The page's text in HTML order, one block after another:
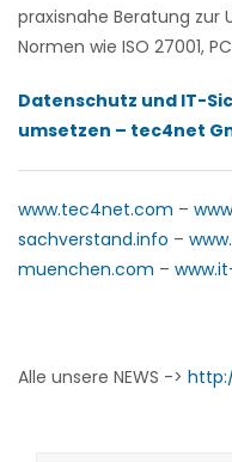
praxisnahe Beratung zur
Normen wie ISO 27001,
Datenschutz und IT-
umsetzen – tec4net
www.tec4net.com –
sachverstand.info –
muenchen.com –
Alle unsere NEWS ->